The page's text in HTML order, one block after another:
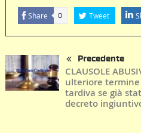
Share 0 Tweet
Precedente
CLAUSOLE
ulteriore termine
tardiva se già
decreto